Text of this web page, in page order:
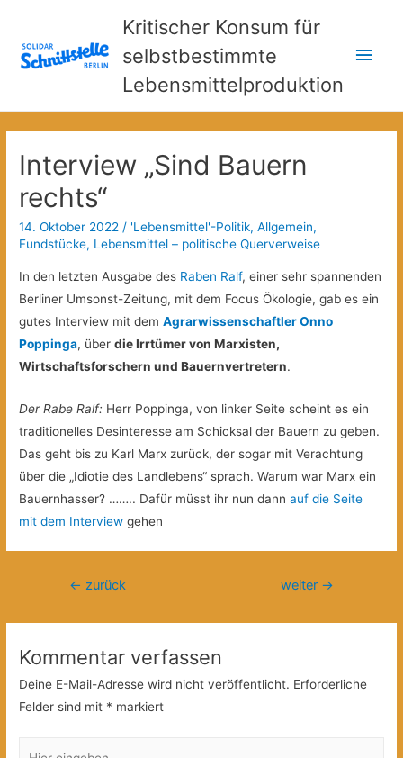
Kritischer Konsum für
selbstbestimmte
Lebensmittelproduktion
Interview „Sind Bauern
rechts“
14. Oktober 2022 / 'Lebensmittel'-Politik,Allgemein,
Fundstücke, Lebensmittel – politische Querverweise
In den letzten Ausgabe des Raben Ralf, einer sehr spannenden
Berliner Umsonst-Zeitung, mit dem Focus Ökologie, gab es ein
gutes Interview mit demAgrarwissenschaftler Onno
Poppinga, überdie Irrtümer von Marxisten,
Wirtschaftsforschern und Bauernvertretern.
Der Rabe Ralf: Herr Poppinga, von linker Seite scheint es ein
traditionelles Desinteresse am Schicksal der Bauern zu geben.
Das geht bis zu Karl Marx zurück, der sogar mit Verachtung
über die „Idiotie des Landlebens“ sprach. Warum war Marx ein
Bauernhasser? …….. Dafür müsst ihr nun dann auf die Seite
mit dem Interview gehen
Beitragsnavigation
← zurück weiter →
Kommentar verfassen
Deine E-Mail-Adresse wird nicht veröffentlicht. Erforderliche
Felder sind mit * markiert